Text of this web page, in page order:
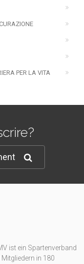
PER LA VITA
ist ein Spartenverband
in 180